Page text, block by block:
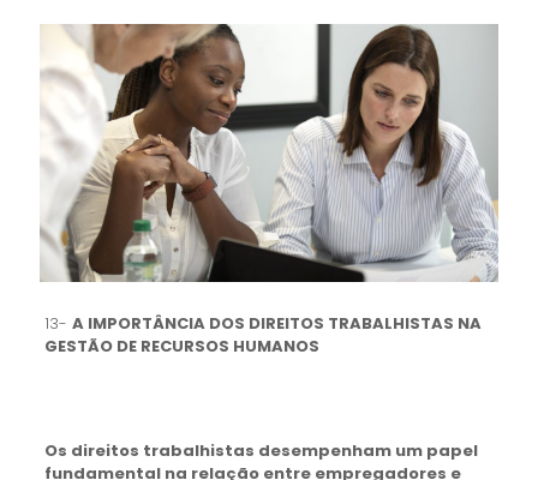
13- A IMPORTÂNCIA DOS DIREITOS TRABALHISTAS NA
GESTÃO DE RECURSOS HUMANOS
Os direitos trabalhistas desempenham um papel
fundamental na relação entre empregadores e